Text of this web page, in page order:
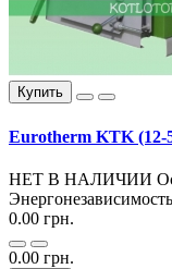
Купить
Eurotherm KTK (12-
НЕТ В НАЛИЧИИ
0.00 грн.
0.00 грн.